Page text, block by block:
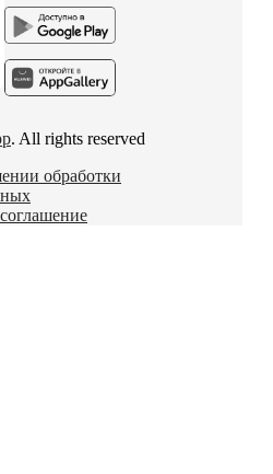
. All rights reserved
обработки